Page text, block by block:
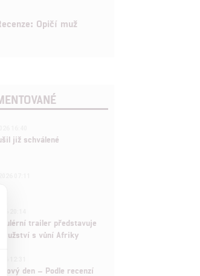
Opičí muž
již schválené
trailer představuje
s vůní Afriky
den – Podle recenzí